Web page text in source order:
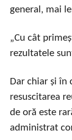
general, mai
„Cu cât
rezultatele
Dar chiar și în
resuscitarea
de oră este
administrat